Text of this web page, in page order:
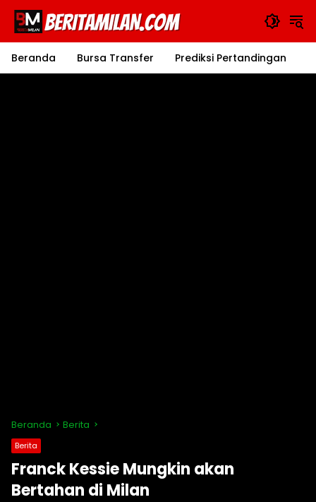
Langsung
konten
Beranda
Bursa Transfer Prediksi Pertandingan
Beranda Berita
Berita
Franck Kessie Mungkin akan
Bertahan di Milan